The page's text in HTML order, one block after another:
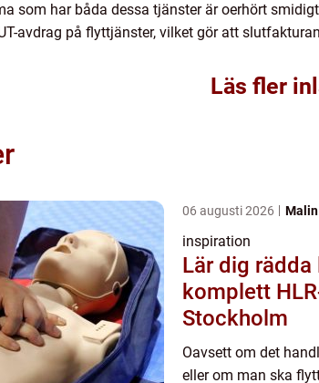
som har båda dessa tjänster är oerhört
avdrag på flyttjänster, vilket gör att
Läs fler
06 augusti 2026
inspiration
Lär dig rädda
komplett
Stockholm
Oavsett om det
eller om man ska